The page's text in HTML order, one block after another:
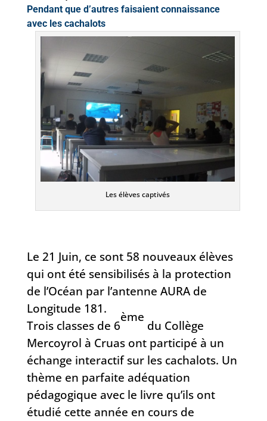
Pendant que d’autres faisaient connaissance
avec les cachalots
Les élèves captivés
Le 21 Juin, ce sont 58 nouveaux élèves
qui ont été sensibilisés à la protection
de l’Océan par l’antenne AURA de
Longitude 181.
Trois classes de 6
ème
du Collège
Mercoyrol à Cruas ont participé à un
échange interactif sur les cachalots. Un
thème en parfaite adéquation
pédagogique avec le livre qu’ils ont
étudié cette année en cours de